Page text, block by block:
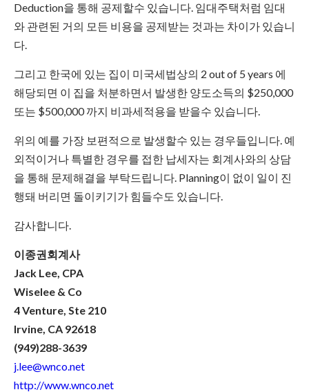
Deduction을 통해 공제할수 있습니다. 임대주택처럼 임대
와 관련된 거의 모든 비용을 공제받는 것과는 차이가 있습니
다.
그리고 한국에 있는 집이 미국세법상의 2 out of 5 years 에
해당되면 이 집을 처분하면서 발생한 양도소득의 $250,000
또는 $500,000 까지 비과세적용을 받을수 있습니다.
위의 예를 가장 보편적으로 발생할수 있는 경우들입니다. 예
외적이거나 특별한 경우를 접한 납세자는 회계사와의 상담
을 통해 문제해결을 부탁드립니다. Planning이 없이 일이 진
행돼 버리면 돌이키기가 힘들수도 있습니다.
감사합니다.
이종권회계사
Jack Lee, CPA
Wiselee & Co
4 Venture, Ste 210
Irvine, CA 92618
(949)288-3639
j.lee@wnco.net
http://www.wnco.net